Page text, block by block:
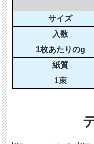
サイズ
入数
1枚あたりのg
紙質
1束